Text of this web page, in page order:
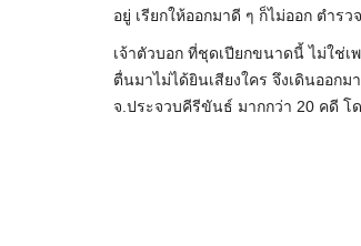
อยู่ เรียกให้ออกมาดี ๆ ก็ไม่ออก ตำรว
เจ้าตัวบอก ที่ชุดเปียกขนาดนี้ ไม่ใช่
ตื่นมาไม่ได้ยินเสียงใคร จึงเดินออก
จ.ประจวบคีรีขันธ์ มากกว่า 20 คดี โ